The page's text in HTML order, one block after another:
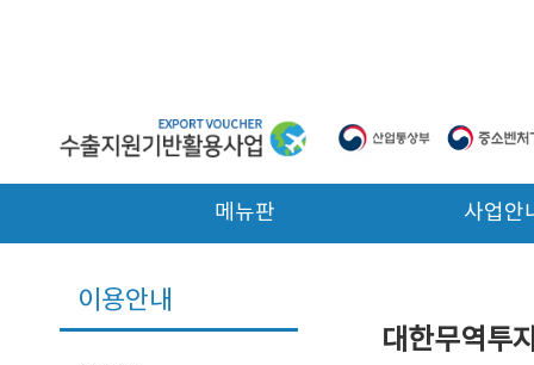
메뉴판 사업안
이용안내
대한무역투